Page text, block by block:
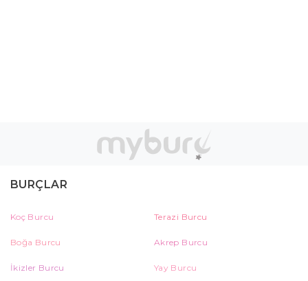
BURÇLAR
Koç Burcu Terazi Burcu
Boğa Burcu Akrep Burcu
İkizler Burcu Yay Burcu